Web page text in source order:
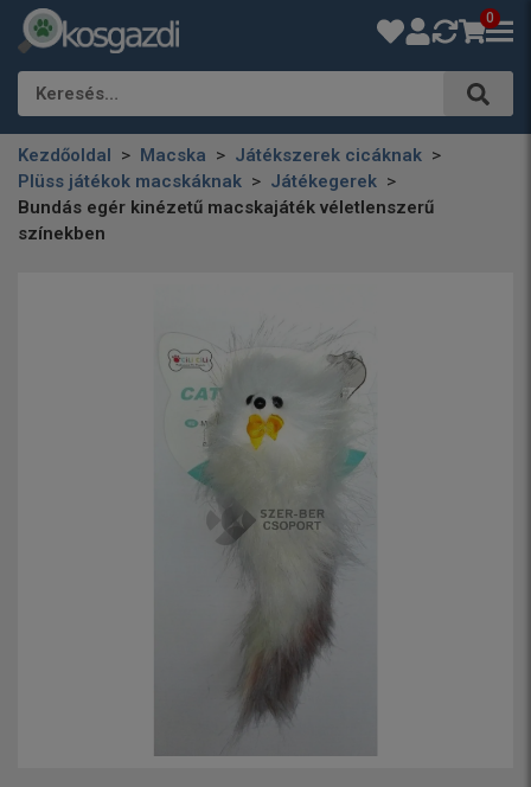
0
Keresés…
Kezdőoldal Macska
Játékszerek cicáknak
Plüss játékok macskáknak
Játékegerek
Bundás egér kinézetű macskajáték véletlenszerű
színekben